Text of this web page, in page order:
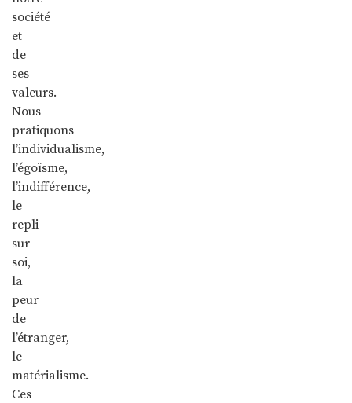
société
et
de
ses
valeurs.
Nous
pratiquons
l’individualisme,
l’égoïsme,
l’indifférence,
le
repli
sur
soi,
la
peur
de
l’étranger,
le
matérialisme.
Ces